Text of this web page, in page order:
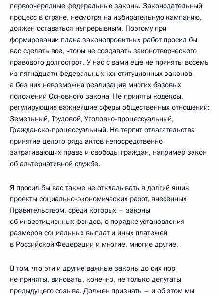
первоочередные федеральные законы. Законодательный
процесс в стране, несмотря на избирательную кампанию,
должен оставаться непрерывным. Поэтому при
формировании плана законопроектных работ просил бы
вас сделать все, чтобы не создавать законотворческого
правового долгостроя. У нас с вами еще не приняты восемь
из пятнадцати федеральных конституционных законов,
а без них невозможна реализация многих базовых
положений Основного закона. Не приняты кодексы,
регулирующие важнейшие сферы общественных отношений:
Земельный, Трудовой, Уголовно-процессуальный,
Гражданско-процессуальный. Не терпит отлагательства
принятие целого ряда актов непосредственно
затрагивающих права и свободы граждан, например закон
об альтернативной службе.
Я просил бы вас также не откладывать в долгий ящик
проекты социально-экономических работ, внесенных
Правительством, среди которых – законы
об инвестиционных фондов, о порядке установления
размеров социальных выплат и иных платежей
в Российской Федерации и многие, многие другие.
В том, что эти и другие важные законы до сих пор
не приняты, виноваты, конечно, не только депутаты
предыдущего созыва. Должен признать – и об этом мы